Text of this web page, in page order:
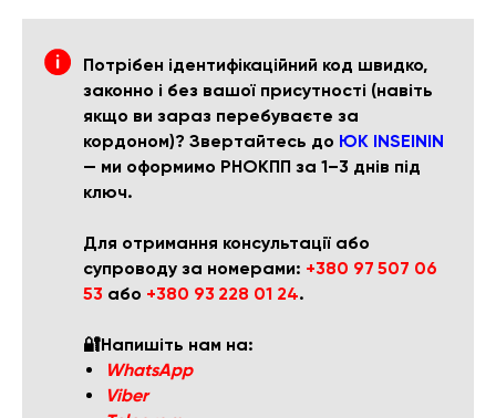
Потрібен ідентифікаційний код швидко,
законно і без вашої присутності (навіть
якщо ви зараз перебуваєте за
кордоном)? Звертайтесь до ЮК INSEININ
— ми оформимо РНОКПП за 1–3 днів під
ключ.
Для отримання консультації або
супроводу за номерами: +380 97 507 06
53 або +380 93 228 01 24.
🔐Напишіть нам на:
WhatsApp
Viber